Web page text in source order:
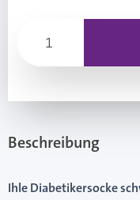
Beschreibung
Ihle Diabetikersocke